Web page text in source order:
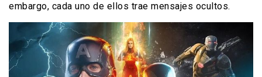
embargo, cada uno de ellos trae mensajes ocultos.